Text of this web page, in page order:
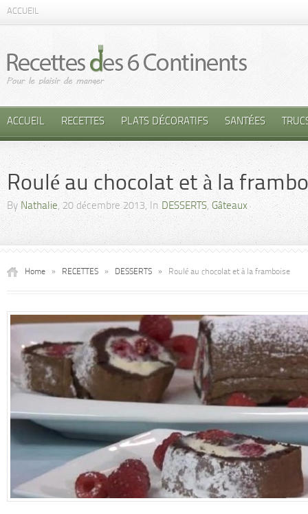
ACCUEIL
ACCUEIL RECETTES PLATS DÉCORATIFS SANTÉES
Roulé au chocolat et à la
By Nathalie, 20 décembre 2013, In DESSERTS,Gâteaux
Home » RECETTES » DESSERTS » Roulé au chocolat et à la framboise